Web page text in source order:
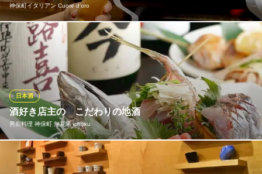
炭火 アジアン 居酒屋
地下鉄半蔵門線神保町駅 徒歩1分
東京都千代田区神田神保町1-13-7 神保町勝ビル1F
神保町イタリアン Cuore d’oro
当店でご提供するクラフトビールはサーバーから注ぎたてをご提
供する生ビールです。常磐野ネストを始め、15種類の中から週替
りで常時4種類をご提供しています。ご来店のたびに新しい味に出
会えるのも楽しみの一つ。ジューシーな当店の肉料理と合わせ存
分にお楽しみください。
神保町イタリアン Cuore d’oro
骨付き肉とイタリアン
地下鉄半蔵門線神保町駅A5番出口 徒歩3分
東京都千代田区神田神保町1-14-16 2F
酒好き店主の こだわりの地酒
男前料理 神保町 無花果 ichijiku
日本酒
しばらくの間、焼酎人気に押されて後塵を拝していた日本酒が今
は熱い！ この間にじっくりと実力をつけ、以前よりさらなるレ